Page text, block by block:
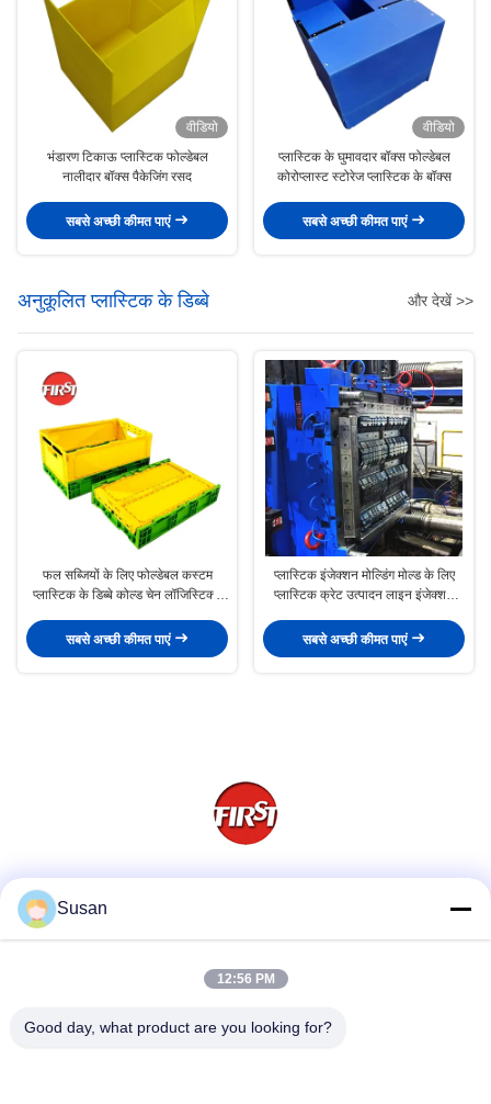
वीडियो
भंडारण टिकाऊ प्लास्टिक फोल्डेबल
नालीदार बॉक्स पैकेजिंग रसद
सबसे अच्छी कीमत पाएं
वीडियो
प्लास्टिक के घुमावदार बॉक्स फोल्डेबल
कोरोप्लास्ट स्टोरेज प्लास्टिक के बॉक्स
सबसे अच्छी कीमत पाएं
अनुकूलित प्लास्टिक के डिब्बे और देखें >>
फल सब्जियों के लिए फोल्डेबल कस्टम
प्लास्टिक के डिब्बे कोल्ड चेन लॉजिस्टिक्स
सबसे अच्छी कीमत पाएं
प्लास्टिक इंजेक्शन मोल्डिंग मोल्ड के लिए
प्लास्टिक क्रेट उत्पादन लाइन इंजेक्शन
सबसे अच्छी कीमत पाएं
टेलीफोन
Susan
12:56 PM
Good day, what product are you looking for?